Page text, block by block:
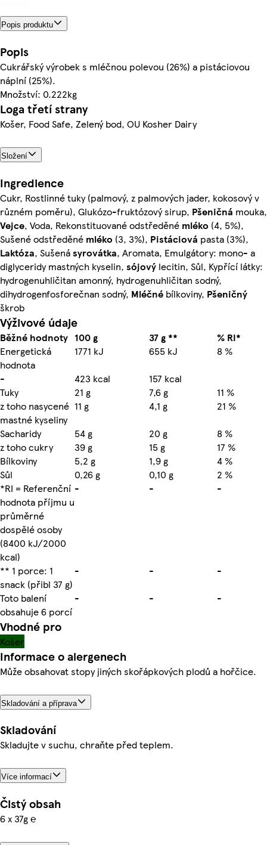
Popis produktu
Popis
Cukrářský výrobek s mléčnou polevou (26%) a pistáciovou
náplní (25%).
Množství: 0.222kg
Loga třetí strany
Košer, Food Safe, Zelený bod, OU Kosher Dairy
Složení
Ingredience
Cukr, Rostlinné tuky (palmový, z palmových jader, kokosový v
různém poměru), Glukózo-fruktózový sirup, Pšeničná mouka,
Vejce, Voda, Rekonstituované odstředěné mléko (4, 5%),
Sušené odstředěné mléko (3, 3%), Pistáciová pasta (3%),
Laktóza, Sušenásyrovátka, Aromata, Emulgátory: mono- a
diglyceridy mastných kyselin, sójový lecitin, Sůl, Kypřící látky:
hydrogenuhličitan amonný, hydrogenuhličitan sodný,
dihydrogenfosforečnan sodný, Mléčné bílkoviny, Pšeničný
škrob
Výživové údaje
Běžné hodnoty 100 g 37 g **
% RI*
Energetická
hodnota
1771 kJ 655 kJ
8 %
-
423 kcal
157 kcal
Tuky
21 g 7,6 g
11 %
z toho nasycené
mastné kyseliny
11 g 4,1 g
21 %
Sacharidy
54 g 20 g
8 %
z toho cukry
39 g 15 g
17 %
Bílkoviny
5,2 g 1,9 g
4 %
Sůl
0,26 g 0,10 g
2 %
*RI = Referenční
hodnota příjmu u
průměrné
dospělé osoby
(8400 kJ/2000
kcal)
- - -
** 1 porce: 1
snack (přibl 37 g)
- -
-
Toto balení
obsahuje 6 porcí
- - -
Vhodné pro
Košer
Informace o alergenech
Může obsahovat stopy jiných skořápkových plodů a hořčice.
Skladování a příprava
Skladování
Skladujte v suchu, chraňte před teplem.
Více informací
Čistý obsah
6 x 37g ℮